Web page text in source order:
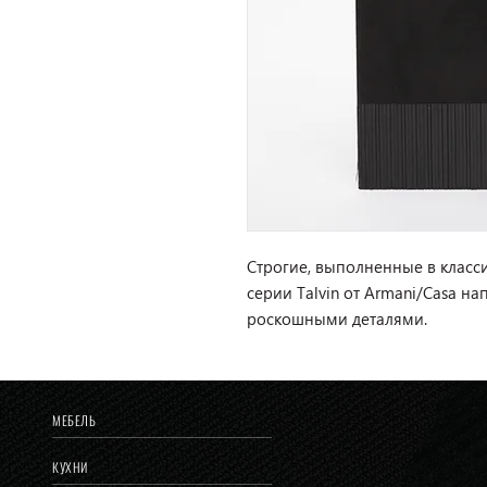
Строгие, выполненные в
серии Talvin от Armani/Casa
роскошными деталями.
МЕБЕЛЬ
КУХНИ